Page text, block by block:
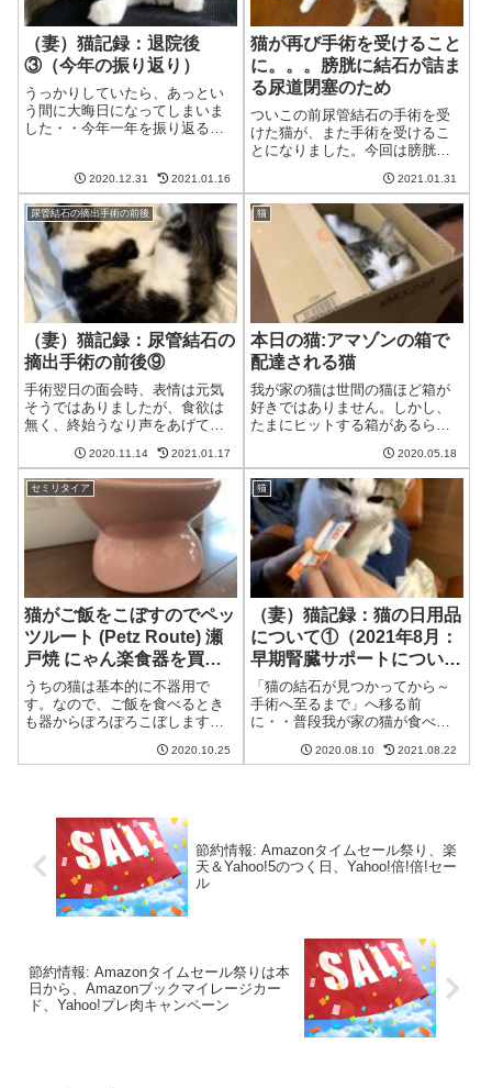
（妻）猫記録：退院後
③（今年の振り返り）
うっかりしていたら、あっとい
う間に大晦日になってしまいま
した・・今年一年を振り返るべ
年は年初に受けた猫ドックで腎
臓の不調や結石が見付かり、療
法食へ移行。それにようやく慣
れて来たかと思い...
2020.12.31 2021.01.16
猫が再び手術を受けること
に。。。膀胱に結石が詰ま
る尿道閉塞のため
ついこの前尿管結石の手術を受
けた猫が、また手術を受けるこ
とになりました。今回は膀胱で
気で帰ってきてほしい。。。朝
から何度もトイレにこもる猫そ
の日は、なぜか猫が朝から何度
もトイレにこもっていました。
いつもであれば、...
2021.01.31
尿管結石の摘出手術の前後
（妻）猫記録：尿管結石の
摘出手術の前後⑨
手術翌日の面会時、表情は元気
そうではありましたが、食欲は
無く、終始うなり声をあげてい
一週間後」と言われましたが、
心配は尽きません。猫の様子が
知りたい手術後、まだ自分から
ご飯を食べることはできていな
い、と言われた我...
2020.11.14 2021.01.17
猫
本日の猫:アマゾンの箱で
配達される猫
我が家の猫は世間の猫ほど箱が
好きではありません。しかし、
たまにヒットする箱があるらし
箱で配達されてきた猫猫む、こ
れはなかなかいい箱ね。入って
みようかしら。猫ふぃと感がた
まらないわね。夫あらあら、ア
マゾンから...
2020.05.18
セミリタイア
猫がご飯をこぼすのでペッ
ツルート (Petz Route) 瀬
戸焼 にゃん楽食器を買っ
てみた
うちの猫は基本的に不器用で
す。なので、ご飯を食べるとき
も器からぽろぽろこぼします。
うし、飼い主も掃除が面倒なの
レビューしていきた...
2020.10.25
猫
（妻）猫記録：猫の日用品
について①（2021年8月：
早期腎臓サポートについて
追記）
「猫の結石が見つかってから～
手術へ至るまで」へ移る前
に・・普段我が家の猫が食べて
品について記します。猫の成長
2020.08.10 2021.08.22
節約情報: Amazonタイムセール祭り、楽
天＆Yahoo!5のつく日、Yahoo!倍!倍!セー
ル
節約情報: Amazonタイムセール祭りは本
日から、Amazonブックマイレージカー
ド、Yahoo!プレ肉キャンペーン